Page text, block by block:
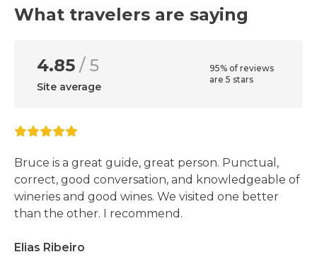
What travelers are saying
4.85 / 5
Site average
95% of reviews
are 5 stars
Bruce is a great guide, great person. Punctual,
correct, good conversation, and knowledgeable of
wineries and good wines. We visited one better
than the other. I recommend.
Elias Ribeiro